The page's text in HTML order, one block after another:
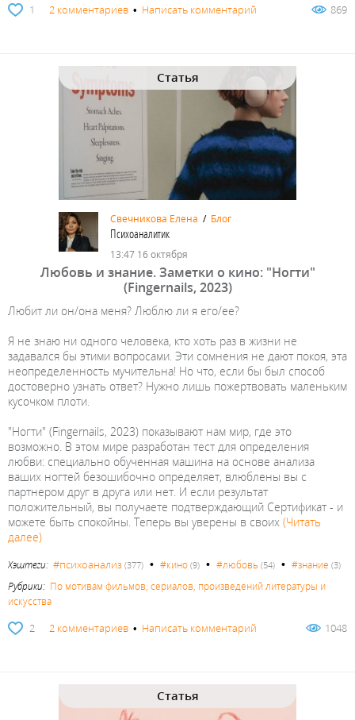
1 2 комментариев • Написать комментарий 869
Статья
Свечникова Елена / Блог
Психоаналитик
13:47 16 октября
Любовь и знание. Заметки о кино: "Ногти"
(Fingernails, 2023)
Любит ли он/она меня? Люблю ли я его/ее?
Я не знаю ни одного человека, кто хоть раз в жизни не
задавался бы этими вопросами. Эти сомнения не дают покоя, эта
неопределенность мучительна! Но что, если бы был способ
достоверно узнать ответ? Нужно лишь пожертвовать маленьким
кусочком плоти.
"Ногти" (Fingernails, 2023) показывают нам мир, где это
возможно. В этом мире разработан тест для определения
любви: специально обученная машина на основе анализа
ваших ногтей безошибочно определяет, влюблены вы с
партнером друг в друга или нет. И если результат
положительный, вы получаете подтверждающий Сертификат - и
можете быть спокойны. Теперь вы уверены в своих (Читать
далее)
Хэштеги: #психоанализ (377) • #кино (9) • #любовь (54) • #знание (3)
Рубрики: По мотивам фильмов, сериалов, произведений литературы и
искусства
2 2 комментариев • Написать комментарий 1048
Статья